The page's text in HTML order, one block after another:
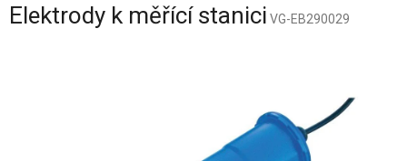
Elektrody k měřící stanici VG-EB290029